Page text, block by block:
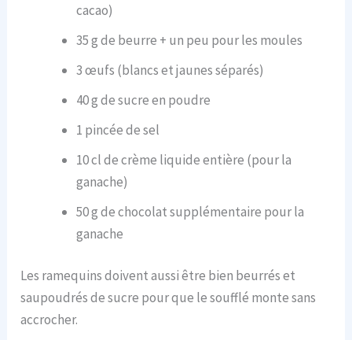
cacao)
35 g de beurre + un peu pour les moules
3 œufs (blancs et jaunes séparés)
40 g de sucre en poudre
1 pincée de sel
10 cl de crème liquide entière (pour la
ganache)
50 g de chocolat supplémentaire pour la
ganache
Les ramequins doivent aussi être bien beurrés et
saupoudrés de sucre pour que le soufflé monte sans
accrocher.